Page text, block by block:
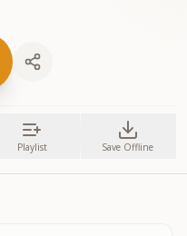
Playlist Save Offline